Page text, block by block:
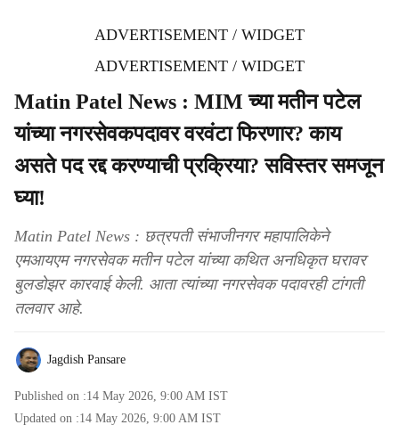
ADVERTISEMENT / WIDGET
ADVERTISEMENT / WIDGET
Matin Patel News : MIM च्या मतीन पटेल
यांच्या नगरसेवकपदावर वरवंटा फिरणार? काय
असते पद रद्द करण्याची प्रक्रिया? सविस्तर समजून
घ्या!
Matin Patel News : छत्रपती संभाजीनगर महापालिकेने
एमआयएम नगरसेवक मतीन पटेल यांच्या कथित अनधिकृत घरावर
बुलडोझर कारवाई केली. आता त्यांच्या नगरसेवक पदावरही टांगती
तलवार आहे.
Jagdish Pansare
Published on :14 May 2026, 9:00 AM IST
Updated on :14 May 2026, 9:00 AM IST